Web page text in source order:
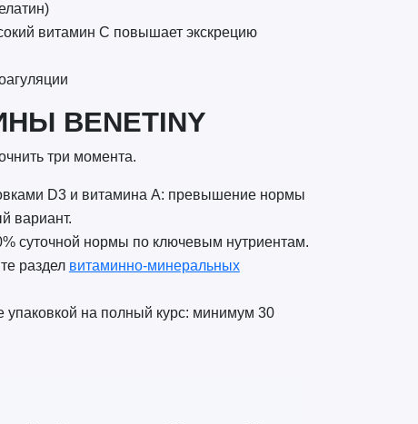
витамин C повышает экскрецию
BENETINY
три момента.
D3 и витамина A: превышение нормы
вариант.
суточной нормы по ключевым нутриентам.
раздел витаминно-минеральных
упаковкой на полный курс: минимум 30